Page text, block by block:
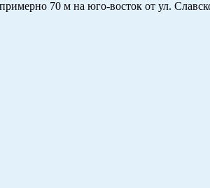
70 м на юго-восток от ул.